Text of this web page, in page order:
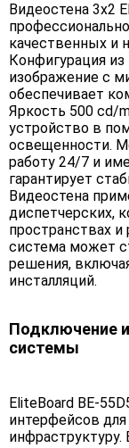
Видеостена 3x2
качественных и
Конфигурация
изображение с
обеспечивает
Яркость 500 cd/
устройство в
освещенности.
работу 24/7 и
гарантирует
Видеостена
диспетчерских,
пространствах
система может
решения,
инсталляций.
Подключение
системы
EliteBoard BE-
интерфейсов для